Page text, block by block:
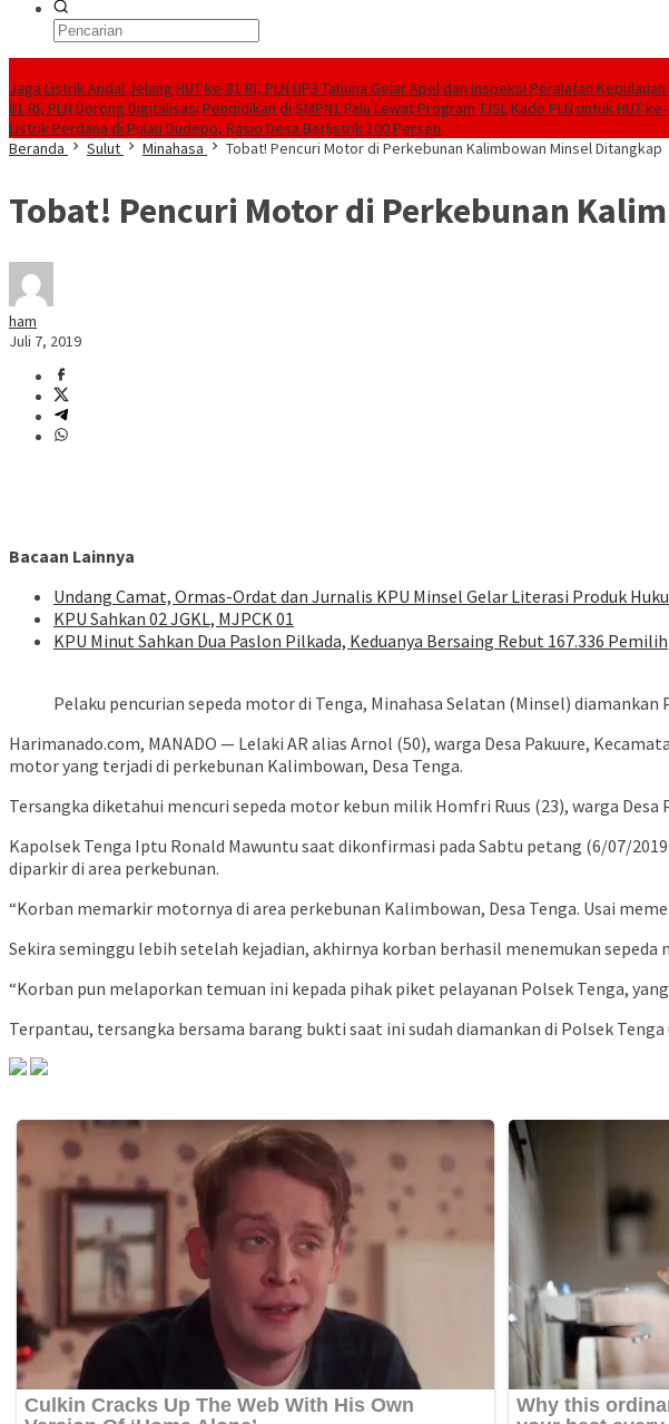
Jaga Listrik Andal Jelang HUT ke-81 RI, PLN UP3 Tahuna Gelar Apel dan Inspeksi Peralatan Kepulauan
81 RI, PLN Dorong Digitalisasi Pendidikan di SMPN1 Palu Lewat Program TJSLKado PLN untuk HUT
Listrik Perdana di Pulau Dudepo, Rasio Desa Berlistrik 100 Persen
Beranda
Sulut Minahasa Tobat! Pencuri Motor di Perkebunan Kalimbowan Minsel Ditangkap
Tobat! Pencuri Motor di Perkebunan
ham
Juli 7, 2019
Bacaan Lainnya
Undang Camat, Ormas-Ordat dan Jurnalis KPU Minsel Gelar Literasi Produk
KPU Sahkan 02 JGKL, MJPCK 01
KPU Minut Sahkan Dua Paslon Pilkada, Keduanya Bersaing Rebut 167.336 Pemilih
Pelaku pencurian sepeda motor di Tenga, Minahasa Selatan (Minsel) diamankan
Harimanado.com, MANADO — Lelaki AR alias Arnol (50), warga Desa Pakuure,
motor yang terjadi di perkebunan Kalimbowan, Desa Tenga.
Tersangka diketahui mencuri sepeda motor kebun milik Homfri Ruus (23), warga Desa
Kapolsek Tenga Iptu Ronald Mawuntu saat dikonfirmasi pada Sabtu petang (6/07/
diparkir di area perkebunan.
“Korban memarkir motornya di area perkebunan Kalimbowan, Desa Tenga. Usai
Sekira seminggu lebih setelah kejadian, akhirnya korban berhasil menemukan
“Korban pun melaporkan temuan ini kepada pihak piket pelayanan Polsek Tenga,
Terpantau, tersangka bersama barang bukti saat ini sudah diamankan di Polsek